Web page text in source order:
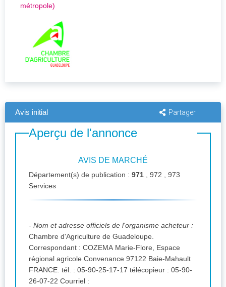
métropole)
Avis initial Partager
Aperçu de l'annonce
AVIS DE MARCHÉ
Département(s) de publication : 971
, 972 , 973
Services
- Nom et adresse officiels de l'organisme acheteur :
Chambre d'Agriculture de Guadeloupe.
Correspondant : COZEMA Marie-Flore, Espace
régional agricole Convenance 97122 Baie-Mahault
FRANCE. tél. : 05-90-25-17-17 télécopieur : 05-90-
26-07-22 Courriel :